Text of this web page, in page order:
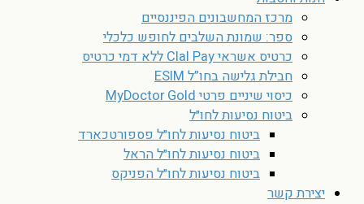
מרכז המחשבונים הפיננסיים
ספר: שמונת השלבים לחופש כלכלי
כרטיס אשראי Clal Pay ללא דמי כרטיס
חבילת גלישה בחו”ל ESIM
כיסוי שיניים פרטי MyDoctor Gold
ביטוח נסיעות לחו״ל
ביטוח נסיעות לחו״ל פספורטכארד
ביטוח נסיעות לחו״ל הראל
ביטוח נסיעות לחו״ל הפניקס
יצירת קשר